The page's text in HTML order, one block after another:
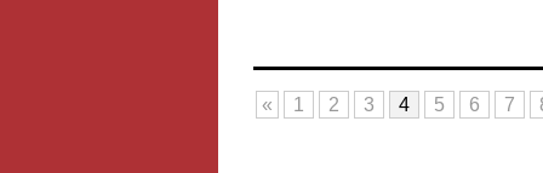
« 1 2 3 4 5 6 7